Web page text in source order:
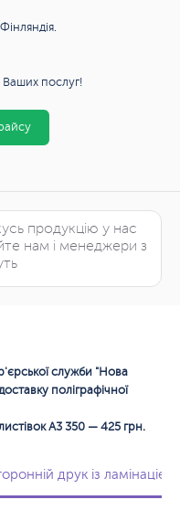
Ваших послуг!
продукцію у нас
нам і менеджери з
служби "Нова
поліграфічної
А3 350 — 425 грн.
друк із ламінацією